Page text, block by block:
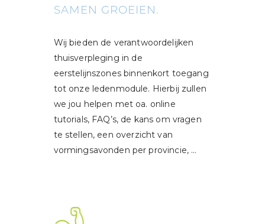
SAMEN GROEIEN.
Wij bieden de verantwoordelijken
thuisverpleging in de
eerstelijnszones binnenkort toegang
tot onze ledenmodule. Hierbij zullen
we jou helpen met oa. online
tutorials, FAQ’s, de kans om vragen
te stellen, een overzicht van
vormingsavonden per provincie, …